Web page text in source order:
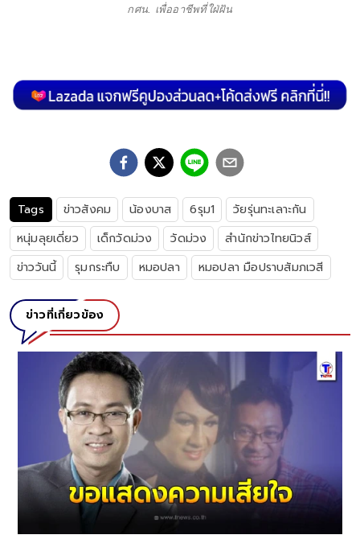
กศน. เพื่ออาชีพที่ใฝ่ฝัน
Tags ข่าวสังคม น้องบาส 6รุม1
วัยรุ่นทะเลาะกัน
หนุ่มลุยเดี่ยว
เด็กวัดม่วง วัดม่วง
สำนักข่าวไทยนิวส์
ข่าววันนี้
รุมกระทืบ หมอปลา หมอปลา มือปราบสัมภเวสี
ข่าวที่เกี่ยวข้อง